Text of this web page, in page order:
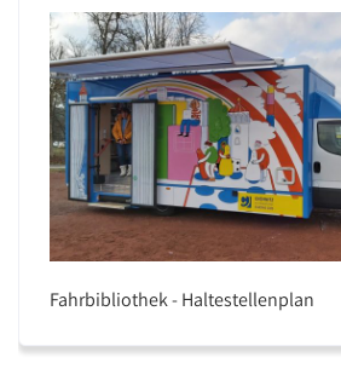
Fahrbibliothek - Haltestellenplan